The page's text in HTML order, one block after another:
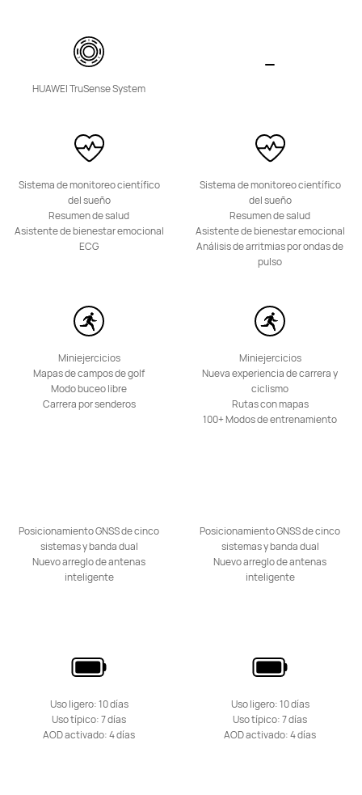
HUAWEI Band 11
Comprar
HUAWEI Band 10
Conoce más Comprar
Conoce más
WATCH KIDS Series
HUAWEI WATCH KIDS 4 Pro
HUAWEI TruSense System
Sistema de monitoreo científico
del sueño
Resumen de salud
Asistente de bienestar emocional
ECG
Miniejercicios
Mapas de campos de golf
Modo buceo libre
Carrera por senderos
Posicionamiento GNSS de cinco
sistemas y banda dual
Nuevo arreglo de antenas
inteligente
Uso ligero: 10 días
Uso típico: 7 días
AOD activado: 4 días
Sistema de monitoreo científico
del sueño
Resumen de salud
Asistente de bienestar emocional
Análisis de arritmias por ondas de
pulso
Miniejercicios
Nueva experiencia de carrera y
ciclismo
Rutas con mapas
100+ Modos de entrenamiento
Posicionamiento GNSS de cinco
sistemas y banda dual
Nuevo arreglo de antenas
inteligente
Uso ligero: 10 días
Uso típico: 7 días
AOD activado: 4 días